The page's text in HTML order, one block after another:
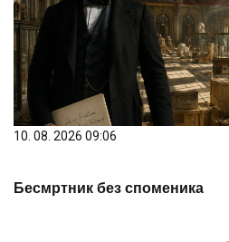
10. 08. 2026 09:06
Бесмртник без споменика